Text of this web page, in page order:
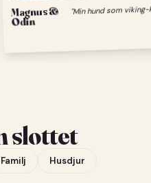
Magnus &
Odin
slottet
Familj Husdjur